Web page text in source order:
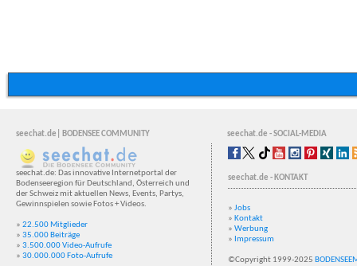
seechat.de| BODENSEE COMMUNITY seechat.de - SOCIAL-MEDIA
seechat.de: Das innovative Internetportal der
Bodenseeregion für Deutschland, Österreich und
der Schweiz mit aktuellen News, Events, Partys,
Gewinnspielen sowie Fotos + Videos.
» 22.500 Mitglieder
» 35.000 Beiträge
» 3.500.000 Video-Aufrufe
» 30.000.000 Foto-Aufrufe
seechat.de - KONTAKT
» Jobs
» Kontakt
» Werbung
» Impressum
©Copyright 1999-2025